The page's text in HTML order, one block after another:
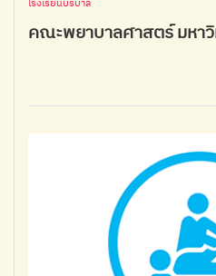
โรงเรียนบริบาล
คณะพยาบาลศาสตร์ มหา